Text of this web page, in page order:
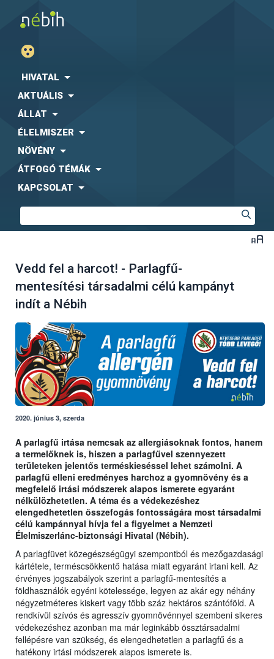
HIVATAL
AKTUÁLIS
ÁLLAT
ÉLELMISZER
NÖVÉNY
ÁTFOGÓ TÉMÁK
KAPCSOLAT
Vedd fel a harcot! - Parlagfű-
mentesítési társadalmi célú kampányt
indít a Nébih
2020. június 3, szerda
A parlagfű irtása nemcsak az allergiásoknak fontos, hanem
a termelőknek is, hiszen a parlagfűvel szennyezett
területeken jelentős terméskieséssel lehet számolni. A
parlagfű elleni eredményes harchoz a gyomnövény és a
megfelelő irtási módszerek alapos ismerete egyaránt
nélkülözhetetlen. A téma és a védekezéshez
elengedhetetlen összefogás fontosságára most társadalmi
célú kampánnyal hívja fel a figyelmet a Nemzeti
Élelmiszerlánc-biztonsági Hivatal (Nébih).
A parlagfüvet közegészségügyi szempontból és mezőgazdasági
kártétele, terméscsökkentő hatása miatt egyaránt irtani kell. Az
érvényes jogszabályok szerint a parlagfű-mentesítés a
földhasználók egyéni kötelessége, legyen az akár egy néhány
négyzetméteres kiskert vagy több száz hektáros szántóföld. A
rendkívül szívós és agresszív gyomnövénnyel szembeni sikeres
védekezéshez azonban ma már leginkább össztársadalmi
fellépésre van szükség, és elengedhetetlen a parlagfű és a
hatékony irtási módszerek alapos ismerete is.